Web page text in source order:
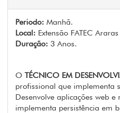
Periodo: Manhã.
Local: Extensão FATEC
Duração: 3 Anos.
O TÉCNICO EM
profissional que implementa
Desenvolve aplicações web
implementa persistência em